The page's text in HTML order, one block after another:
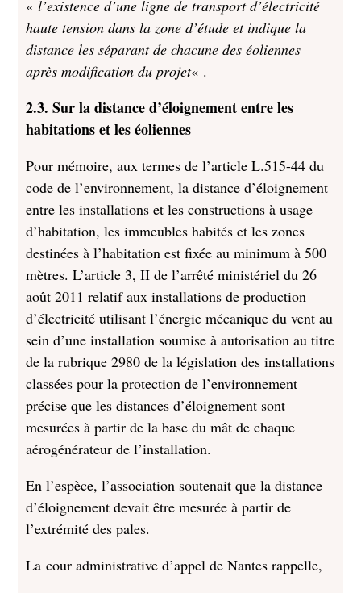
«l’existence d’une ligne de transport d’électricité
haute tension dans la zone d’étude et indique la
distance les séparant de chacune des éoliennes
après modification du projet« .
2.3. Sur la distance d’éloignement entre les
habitations et les éoliennes
Pour mémoire, aux termes de l’article L.515-44 du
code de l’environnement, la distance d’éloignement
entre les installations et les constructions à usage
d’habitation, les immeubles habités et les zones
destinées à l’habitation est fixée au minimum à 500
mètres. L’article 3, II de l’arrêté ministériel du 26
août 2011 relatif aux installations de production
d’électricité utilisant l’énergie mécanique du vent au
sein d’une installation soumise à autorisation au titre
de la rubrique 2980 de la législation des installations
classées pour la protection de l’environnement
précise que les distances d’éloignement sont
mesurées à partir de la base du mât de chaque
aérogénérateur de l’installation.
En l’espèce, l’association soutenait que la distance
d’éloignement devait être mesurée à partir de
l’extrémité des pales.
La cour administrative d’appel de Nantes rappelle,